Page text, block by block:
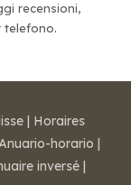
recensioni,
telefono.
| Horaires
horario |
inversé |